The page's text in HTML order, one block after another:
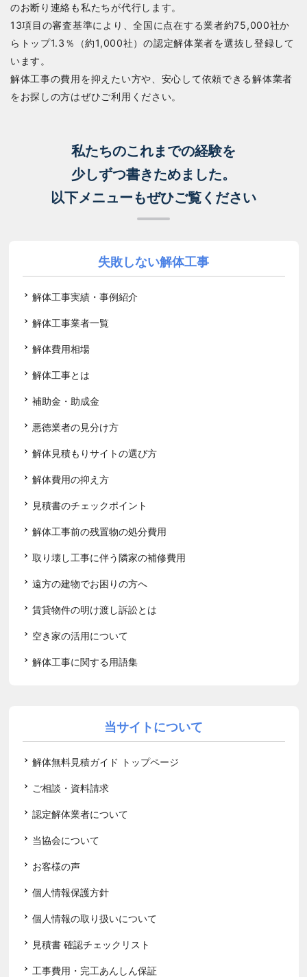
のお断り連絡も私たちが代行します。
13項目の審査基準により、全国に点在する業者約75,000社か
らトップ1.3％（約1,000社）の認定解体業者を選抜し登録して
います。
解体工事の費用を抑えたい方や、安心して依頼できる解体業者
をお探しの方はぜひご利用ください。
私たちのこれまでの経験を
少しずつ書きためました。
以下メニューもぜひご覧ください
失敗しない解体工事
解体工事実績・事例紹介
解体工事業者一覧
解体費用相場
解体工事とは
補助金・助成金
悪徳業者の見分け方
解体見積もりサイトの選び方
解体費用の抑え方
見積書のチェックポイント
解体工事前の残置物の処分費用
取り壊し工事に伴う隣家の補修費用
遠方の建物でお困りの方へ
賃貸物件の明け渡し訴訟とは
空き家の活用について
解体工事に関する用語集
当サイトについて
解体無料見積ガイド トップページ
ご相談・資料請求
認定解体業者について
当協会について
お客様の声
個人情報保護方針
個人情報の取り扱いについて
見積書 確認チェックリスト
工事費用・完工あんしん保証